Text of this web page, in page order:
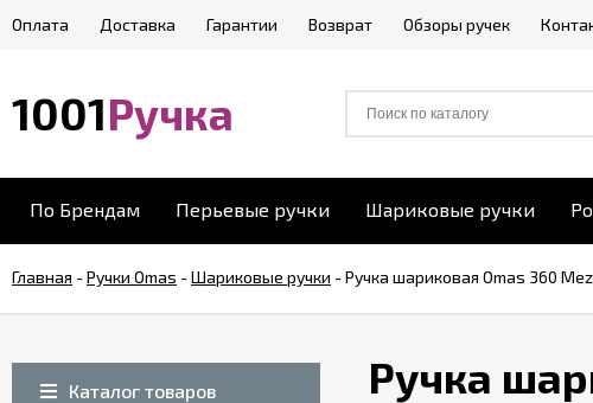
Оплата Доставка Гарантии Возврат Обзоры ручек
1001Ручка
По Брендам Перьевые ручки Шариковые ручки
Главная -Ручки Omas -Шариковые ручки -Ручка шариковая Omas 360
Ручка
Каталог товаров